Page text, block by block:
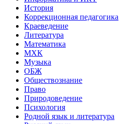
История
Коррекционная педагогика
Краеведение
Литература
Математика
МХК
Музыка
ОБЖ
Обществознание
Право
Природоведение
Психология
Родной язык и литература